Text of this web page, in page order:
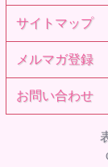
サイトマップ
メルマガ登録
お問い合わせ